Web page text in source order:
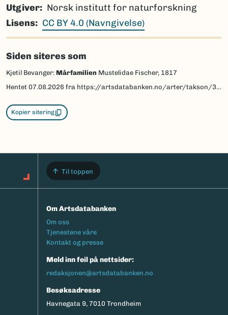
Utgiver
Norsk institutt for naturforskning
Lisens
CC BY 4.0 (Navngivelse)
Siden siteres som
Kjetil Bevanger: Mårfamilien Mustelidae Fischer, 1817
Hentet 07.08.2026 fra https://artsdatabanken.no/arter/takson/31204/beskrivelse
Kopier sitering
Til toppen
Om Artsdatabanken
Footermeny
Om oss
Tjenestene våre
Kontakt og presse
Meld inn feil på nettsider:
redaksjonen@artsdatabanken.no
Besøksadresse
Havnegata 9, 7010 Trondheim